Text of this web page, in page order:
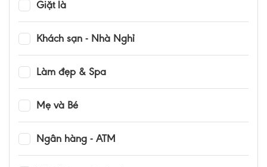
Giặt là
Khách sạn - Nhà Nghỉ
Làm đẹp & Spa
Mẹ và Bé
Ngân hàng - ATM